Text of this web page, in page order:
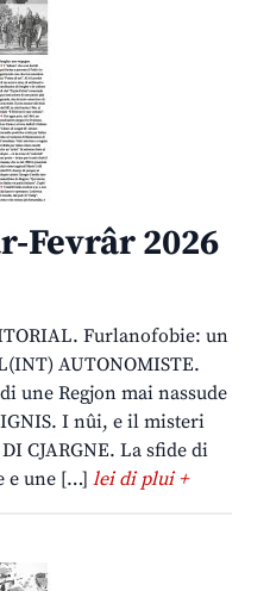
Fevrâr 2026
Furlanofobie: un
AUTONOMISTE.
une Regjon mai nassude
I nûi, e il misteri
CJARGNE. La sfide di
e une […] lei di plui +